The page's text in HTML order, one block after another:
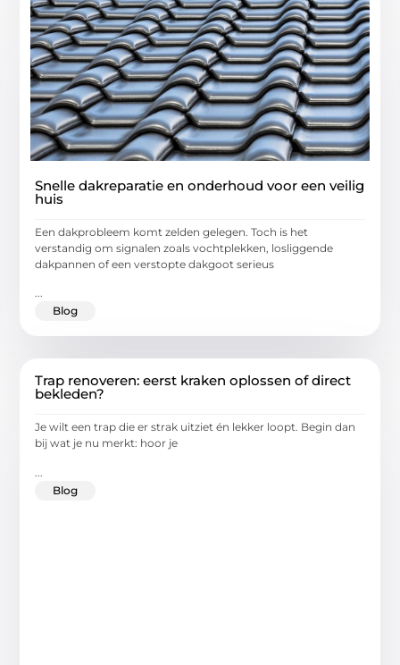
Snelle dakreparatie en onderhoud voor een veilig
huis
Een dakprobleem komt zelden gelegen. Toch is het
verstandig om signalen zoals vochtplekken, losliggende
dakpannen of een verstopte dakgoot serieus
...
Blog
Trap renoveren: eerst kraken oplossen of direct
bekleden?
Je wilt een trap die er strak uitziet én lekker loopt. Begin dan
bij wat je nu merkt: hoor je
Blog